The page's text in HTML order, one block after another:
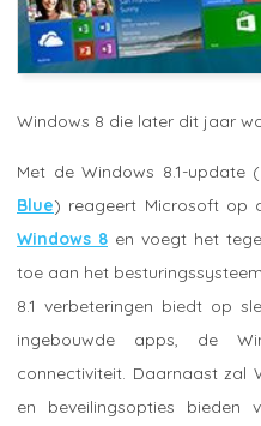
Windows 8 die later dit jaar
Met de Windows 8.1-update
Blue) reageert Microsoft op
Windows 8 en voegt het
toe aan het
8.1 verbeteringen biedt op
ingebouwde apps, de
connectiviteit. Daarnaast zal
en beveilingsopties bieden